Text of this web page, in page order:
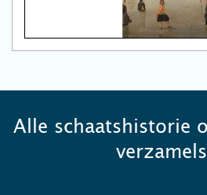
Alle schaatshistorie